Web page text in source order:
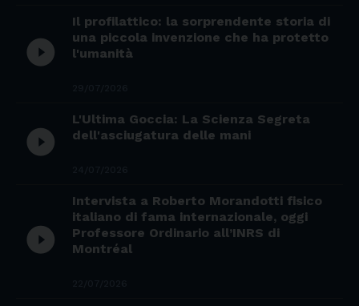
play_circle_filled
Il profilattico: la sorprendente storia di
una piccola invenzione che ha protetto
l'umanità
play_circle_filled
L'Ultima Goccia: La Scienza Segreta
dell'asciugatura delle mani
play_circle_filled
Intervista a Roberto Morandotti fisico
italiano di fama internazionale, oggi
Professore Ordinario all’INRS di
Montréal